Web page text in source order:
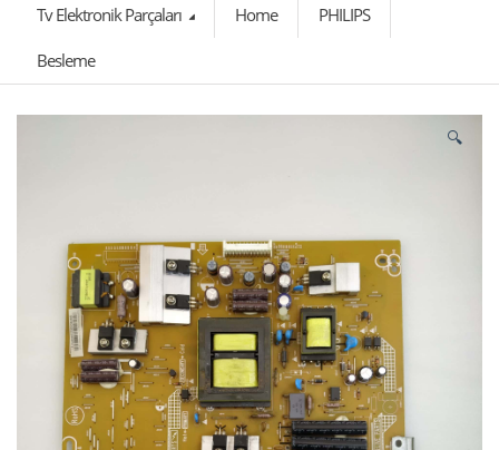
Tv Elektronik Parçaları
Home PHILIPS
Besleme
🔍